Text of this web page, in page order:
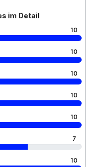
im Detail
10
10
10
10
10
7
10